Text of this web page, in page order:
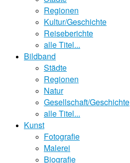
Regionen
Kultur/Geschichte
Reiseberichte
alle Titel...
Bildband
Städte
Regionen
Natur
Gesellschaft/Geschichte
alle Titel...
Kunst
Fotografie
Malerei
Biografie